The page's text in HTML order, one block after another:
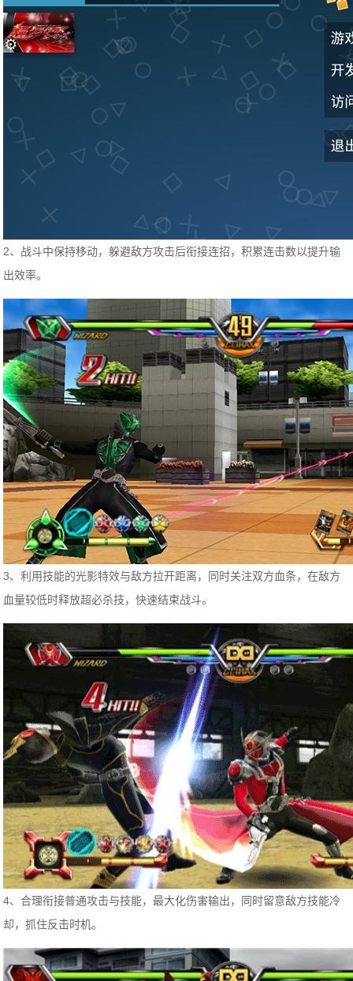
2、战斗中保持移动，躲避敌方攻击后衔接连招，积累连击数以提升输
出效率。
3、利用技能的光影特效与敌方拉开距离，同时关注双方血条，在敌方
血量较低时释放超必杀技，快速结束战斗。
4、合理衔接普通攻击与技能，最大化伤害输出，同时留意敌方技能冷
却，抓住反击时机。